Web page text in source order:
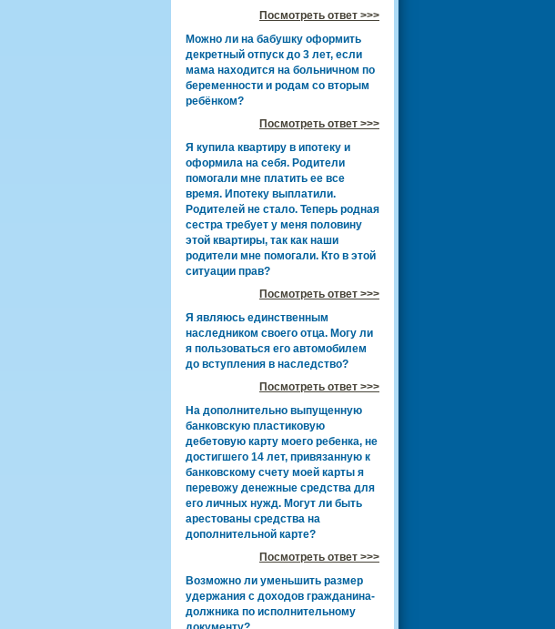
Посмотреть ответ >>>
Можно ли на бабушку оформить
декретный отпуск до 3 лет, если
мама находится на больничном по
беременности и родам со вторым
ребёнком?
Посмотреть ответ >>>
Я купила квартиру в ипотеку и
оформила на себя. Родители
помогали мне платить ее все
время. Ипотеку выплатили.
Родителей не стало. Теперь родная
сестра требует у меня половину
этой квартиры, так как наши
родители мне помогали. Кто в этой
ситуации прав?
Посмотреть ответ >>>
Я являюсь единственным
наследником своего отца. Могу ли
я пользоваться его автомобилем
до вступления в наследство?
Посмотреть ответ >>>
На дополнительно выпущенную
банковскую пластиковую
дебетовую карту моего ребенка, не
достигшего 14 лет, привязанную к
банковскому счету моей карты я
перевожу денежные средства для
его личных нужд. Могут ли быть
арестованы средства на
дополнительной карте?
Посмотреть ответ >>>
Возможно ли уменьшить размер
удержания с доходов гражданина-
должника по исполнительному